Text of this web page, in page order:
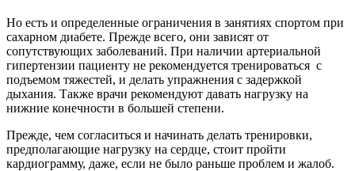
Но есть и определенные ограничения в занятиях спортом при
сахарном диабете. Прежде всего, они зависят от
сопутствующих заболеваний. При наличии артериальной
гипертензии пациенту не рекомендуется тренироваться с
подъемом тяжестей, и делать упражнения с задержкой
дыхания. Также врачи рекомендуют давать нагрузку на
нижние конечности в большей степени.
Прежде, чем согласиться и начинать делать тренировки,
предполагающие нагрузку на сердце, стоит пройти
кардиограмму, даже, если не было раньше проблем и жалоб.